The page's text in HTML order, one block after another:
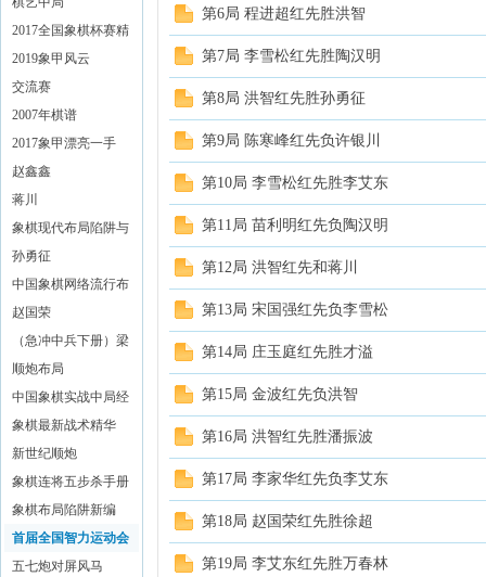
网
2017全国象棋杯赛精
彩对局解析
2019象甲风云
交流赛
2007年棋谱
2017象甲漂亮一手
赵鑫鑫
蒋川
象棋现代布局陷阱与
对策 (黄少龙编着)
孙勇征
中国象棋网络流行布
局探秘
赵国荣
（急冲中兵下册）梁
文斌
顺炮布局
中国象棋实战中局经
典
象棋最新战术精华
(二)
新世纪顺炮
象棋连将五步杀手册
象棋布局陷阱新编
首届全国智力运动会
象棋赛对局精解
五七炮对屏风马
第6局 程进超红先胜洪智
第7局 李雪松红先胜陶汉明
第8局 洪智红先胜孙勇征
第9局 陈寒峰红先负许银川
第10局 李雪松红先胜李艾东
第11局 苗利明红先负陶汉明
第12局 洪智红先和蒋川
第13局 宋国强红先负李雪松
第14局 庄玉庭红先胜才溢
第15局 金波红先负洪智
第16局 洪智红先胜潘振波
第17局 李家华红先负李艾东
第18局 赵国荣红先胜徐超
第19局 李艾东红先胜万春林